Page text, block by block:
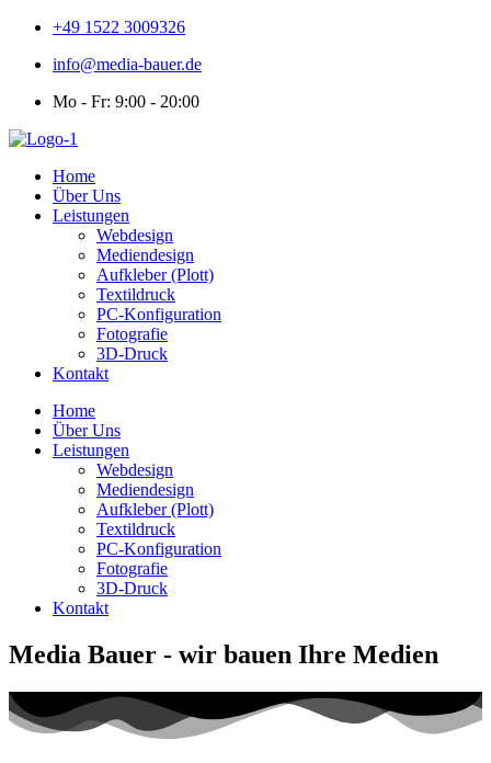
+49 1522 3009326
info@media-bauer.de
Mo - Fr: 9:00 - 20:00
Home
Über Uns
Leistungen
Webdesign
Mediendesign
Aufkleber (Plott)
Textildruck
PC-Konfiguration
Fotografie
3D-Druck
Kontakt
Home
Über Uns
Leistungen
Webdesign
Mediendesign
Aufkleber (Plott)
Textildruck
PC-Konfiguration
Fotografie
3D-Druck
Kontakt
Media Bauer - wir bauen Ihre Medien